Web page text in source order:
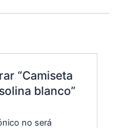
“Camiseta
blanco”
no será